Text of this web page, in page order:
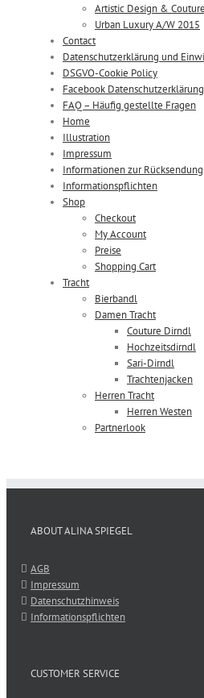
Artistic Design & Couture
Urban Luxury A/W 2015
Contact
Datenschutzerklärung und
DSGVO-Cookie Policy
Facebook Datenschutzerklärung
FAQ – Häufig gestellte Fragen
Home
Illustration
Impressum
Informationen zur Rücksendung
Informationspflichten
Shop
Checkout
My Account
Preise
Shopping Cart
Tracht
Bierbandl
Damen Tracht
Couture Dirndl
Hochzeitsdirndl
Sari-Dirndl
Trachtenjacken
Herren Tracht
Herren Westen
Partnerlook
ABOUT ALINA SPIEGEL
AGB
Impressum
Datenschutzhinweis
Informationspflichten
CUSTOMER SERVICE